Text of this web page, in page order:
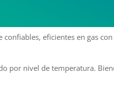
confiables, eficientes en gas
por nivel de temperatura.